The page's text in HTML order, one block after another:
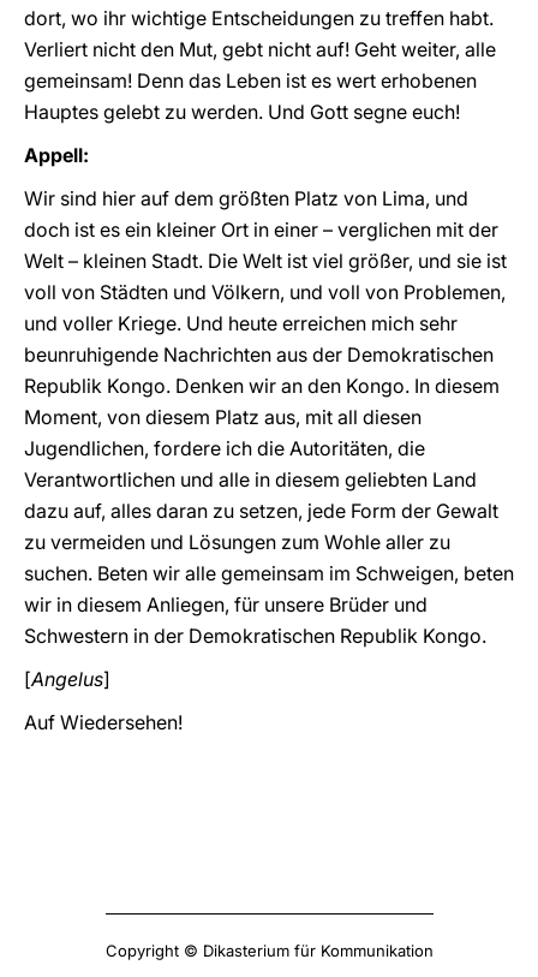
dort, wo ihr wichtige Entscheidungen zu treffen habt.
Verliert nicht den Mut, gebt nicht auf! Geht weiter, alle
gemeinsam! Denn das Leben ist es wert erhobenen
Hauptes gelebt zu werden. Und Gott segne euch!
Appell:
Wir sind hier auf dem größten Platz von Lima, und
doch ist es ein kleiner Ort in einer – verglichen mit der
Welt – kleinen Stadt. Die Welt ist viel größer, und sie ist
voll von Städten und Völkern, und voll von Problemen,
und voller Kriege. Und heute erreichen mich sehr
beunruhigende Nachrichten aus der Demokratischen
Republik Kongo. Denken wir an den Kongo. In diesem
Moment, von diesem Platz aus, mit all diesen
Jugendlichen, fordere ich die Autoritäten, die
Verantwortlichen und alle in diesem geliebten Land
dazu auf, alles daran zu setzen, jede Form der Gewalt
zu vermeiden und Lösungen zum Wohle aller zu
suchen. Beten wir alle gemeinsam im Schweigen, beten
wir in diesem Anliegen, für unsere Brüder und
Schwestern in der Demokratischen Republik Kongo.
[Angelus]
Auf Wiedersehen!
Copyright © Dikasterium für Kommunikation